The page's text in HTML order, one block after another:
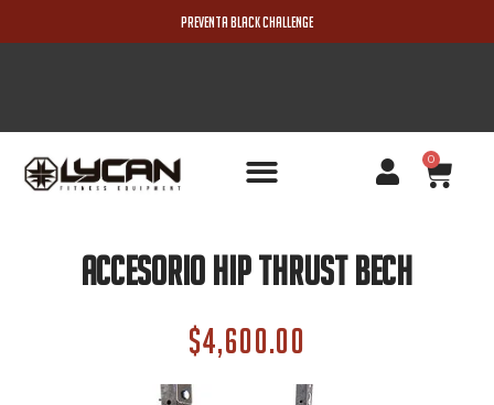
PREVENTA BLACK CHALLENGE
0
Accesorio Hip Thrust Bech
$4,600.00